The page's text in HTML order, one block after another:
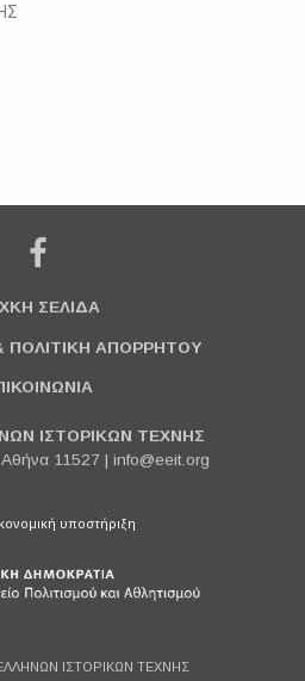
ΣΕΛΙΔΑ
ΠΟΛΙΤΙΚΗ ΑΠΟΡΡΗΤΟΥ
ΙΣΤΟΡΙΚΩΝ ΤΕΧΝΗΣ
Αθήνα 11527 | info@eeit.org
υποστήριξη
ΙΣΤΟΡΙΚΩΝ ΤΕΧΝΗΣ